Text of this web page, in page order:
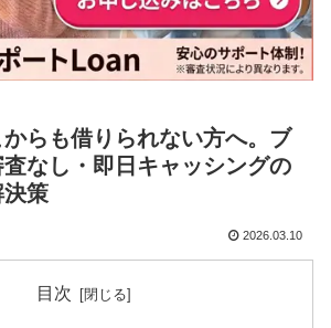
らも借りられない方へ。ブ
なし・即日キャッシングの
策
2026.03.10
目次